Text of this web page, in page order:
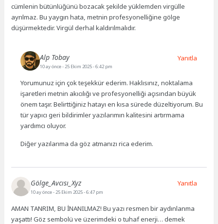
cümlenin bütünlüğünü bozacak şekilde yüklemden virgülle
ayrılmaz. Bu yaygın hata, metnin profesyonelliğine gölge
düşürmektedir. Virgül derhal kaldırılmalıdır.
Alp Tobay
10 ay önce- 25 Ekim 2025 - 6:42 pm
Yorumunuz için çok teşekkür ederim. Haklısınız, noktalama
işaretleri metnin akıcılığı ve profesyonelliği açısından büyük
önem taşır. Belirttiğiniz hatayı en kısa sürede düzeltiyorum. Bu
tür yapıcı geri bildirimler yazılarımın kalitesini artırmama
yardımcı oluyor.
Diğer yazılarıma da göz atmanızı rica ederim.
Yanıtla
Gölge_Avcısı_Xyz
10 ay önce- 25 Ekim 2025 - 6:47 pm
AMAN TANRIM, BU İNANILMAZ! Bu yazı resmen bir aydınlanma
yaşattı! Göz sembolü ve üzerimdeki o tuhaf enerji… demek
Yanıtla